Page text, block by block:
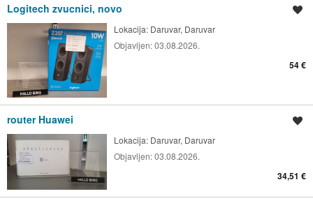
Logitech zvucnici, novo
Lokacija: Daruvar, Daruvar
Objavljen:03.08.2026.
54 €
router Huawei
Lokacija: Daruvar, Daruvar
Objavljen:03.08.2026.
34,51 €